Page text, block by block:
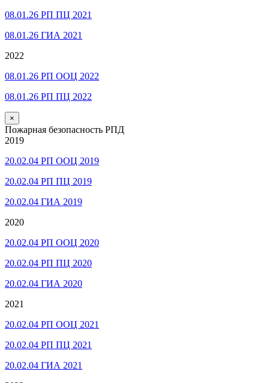
08.01.26 РП ПЦ 2021
08.01.26 ГИА 2021
2022
08.01.26 РП ООЦ 2022
08.01.26 РП ПЦ 2022
×
Пожарная безопасность РПД
2019
20.02.04 РП ООЦ 2019
20.02.04 РП ПЦ 2019
20.02.04 ГИА 2019
2020
20.02.04 РП ООЦ 2020
20.02.04 РП ПЦ 2020
20.02.04 ГИА 2020
2021
20.02.04 РП ООЦ 2021
20.02.04 РП ПЦ 2021
20.02.04 ГИА 2021